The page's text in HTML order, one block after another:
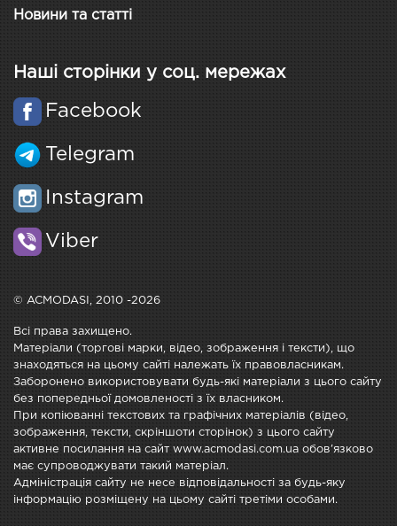
Новини та статті
Наші сторінки у соц. мережах
Facebook
Telegram
Instagram
Viber
© ACMODASI, 2010 -2026
Всі права захищено.
Матеріали (торгові марки, відео, зображення і тексти), що
знаходяться на цьому сайті належать їх правовласникам.
Заборонено використовувати будь-які матеріали з цього сайту
без попередньої домовленості з їх власником.
При копіюванні текстових та графічних матеріалів (відео,
зображення, тексти, скріншоти сторінок) з цього сайту
активне посилання на сайт www.acmodasi.com.ua обов'язково
має супроводжувати такий матеріал.
Адміністрація сайту не несе відповідальності за будь-яку
інформацію розміщену на цьому сайті третіми особами.